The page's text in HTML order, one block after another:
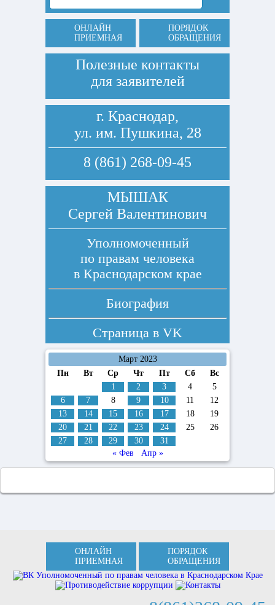
ОНЛАЙН
ПРИЕМНАЯ
ПОРЯДОК
ОБРАЩЕНИЯ
Полезные контакты
для заявителей
г. Краснодар,
ул. им. Пушкина, 28
8 (861) 268-09-45
МЫШАК
Сергей Валентинович
Уполномоченный
по правам человека
в Краснодарском крае
Биография
Страница в VK
Март 2023
Пн
Вт Ср Чт Пт Сб
Вс
1
2 3 4
5
6
7 8 9 10 11
12
13
14 15 16 17 18
19
20
21 22 23 24 25
26
27
28 29 30
31
« Фев
Апр »
ОНЛАЙН
ПРИЕМНАЯ
ПОРЯДОК
ОБРАЩЕНИЯ